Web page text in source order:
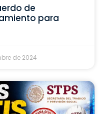
de
para
de 2024